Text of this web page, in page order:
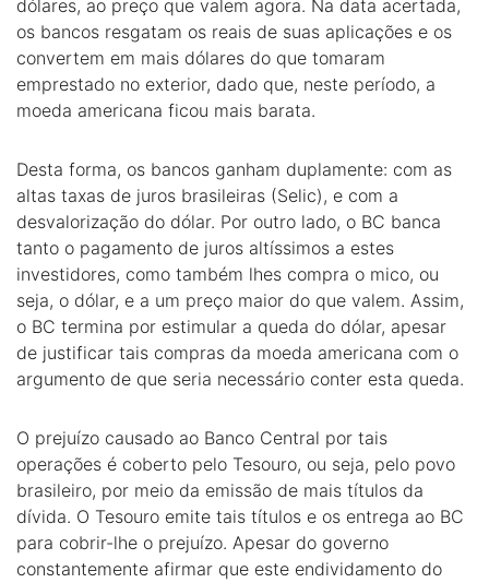
dólares, ao preço que valem agora. Na data acertada,
os bancos resgatam os reais de suas aplicações e os
convertem em mais dólares do que tomaram
emprestado no exterior, dado que, neste período, a
moeda americana ficou mais barata.
Desta forma, os bancos ganham duplamente: com as
altas taxas de juros brasileiras (Selic), e com a
desvalorização do dólar. Por outro lado, o BC banca
tanto o pagamento de juros altíssimos a estes
investidores, como também lhes compra o mico, ou
seja, o dólar, e a um preço maior do que valem. Assim,
o BC termina por estimular a queda do dólar, apesar
de justificar tais compras da moeda americana com o
argumento de que seria necessário conter esta queda.
O prejuízo causado ao Banco Central por tais
operações é coberto pelo Tesouro, ou seja, pelo povo
brasileiro, por meio da emissão de mais títulos da
dívida. O Tesouro emite tais títulos e os entrega ao BC
para cobrir-lhe o prejuízo. Apesar do governo
constantemente afirmar que este endividamento do